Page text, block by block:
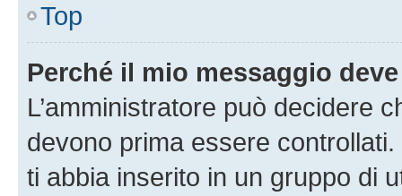
Top
Perché il mio messaggio
L’amministratore può decidere
devono prima essere
ti abbia inserito in un gruppo di